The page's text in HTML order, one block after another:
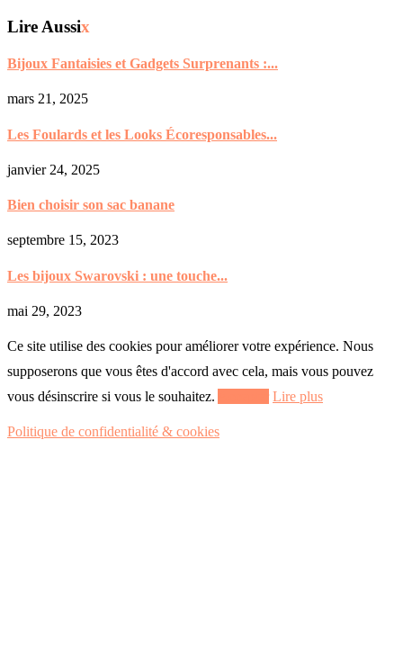
Lire Aussix
Bijoux Fantaisies et Gadgets Surprenants :...
mars 21, 2025
Les Foulards et les Looks Écoresponsables...
janvier 24, 2025
Bien choisir son sac banane
septembre 15, 2023
Les bijoux Swarovski : une touche...
mai 29, 2023
Ce site utilise des cookies pour améliorer votre expérience. Nous
supposerons que vous êtes d'accord avec cela, mais vous pouvez
vous désinscrire si vous le souhaitez.
Lire plus
Politique de confidentialité & cookies